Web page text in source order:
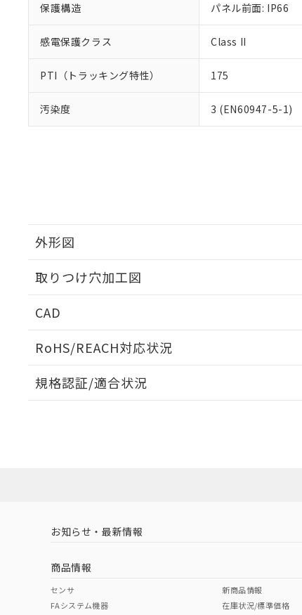
保護構造 パネル前面: IP66
感電保護クラス Class II
PTI（トラッキング特性） 175
汚染度 3 (EN60947-5-1)
外形図
取りつけ穴加工図
CAD
RoHS/REACH対応状況
EU RoHS 注意事項・凡例
中国 RoHS 注意事項・凡例
中国 RoHS表
規格認証/適合状況
お知らせ・最新情報
商品情報
センサ
FAシステム機器
新商品情報
在庫状況/標準価格